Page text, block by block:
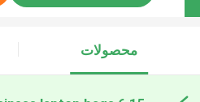
محصولات